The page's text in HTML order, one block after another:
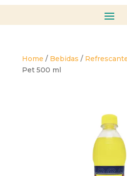
Home / Bebidas /
Pet 500 ml